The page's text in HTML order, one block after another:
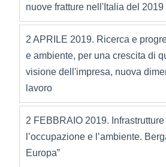
nuove fratture nell'Italia del 2019
2 APRILE 2019. Ricerca e
e ambiente, per una crescita di
visione dell'impresa, nuova
lavoro
2 FEBBRAIO 2019.
l’occupazione e l’ambiente.
Europa”